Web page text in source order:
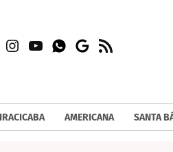
Instagram
YouTubeWhatsapp
Google
RSS
AMERICANA SANTA